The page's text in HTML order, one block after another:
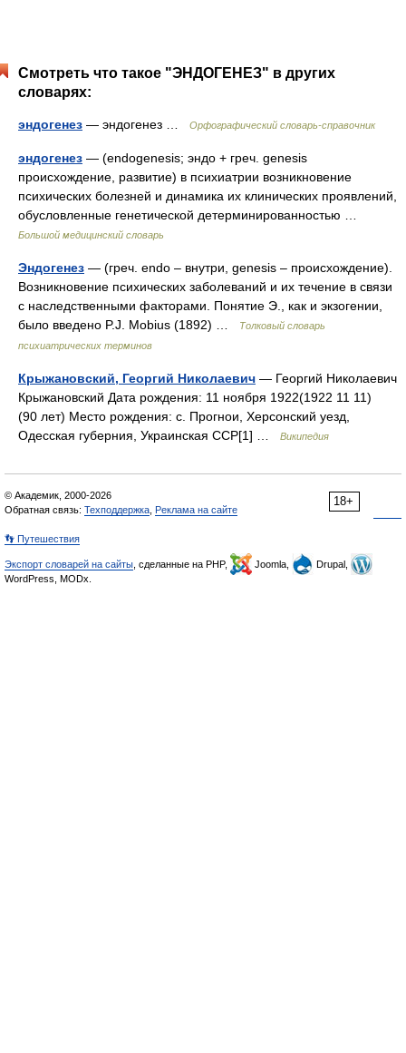
Смотреть что такое "ЭНДОГЕНЕЗ" в других
словарях:
эндогенез — эндогенез … Орфографический словарь-справочник
эндогенез — (endogenesis; эндо + греч. genesis
происхождение, развитие) в психиатрии возникновение
психических болезней и динамика их клинических проявлений,
обусловленные генетической детерминированностью …
Большой медицинский словарь
Эндогенез — (греч. endo – внутри, genesis – происхождение).
Возникновение психических заболеваний и их течение в связи
с наследственными факторами. Понятие Э., как и экзогении,
было введено P.J. Mobius (1892) …
Толковый словарь
психиатрических терминов
Крыжановский, Георгий Николаевич — Георгий Николаевич
Крыжановский Дата рождения: 11 ноября 1922(1922 11 11)
(90 лет) Место рождения: с. Прогнои, Херсонский уезд,
Одесская губерния, Украинская ССР[1] …
Википедия
18+
© Академик, 2000-2026
Обратная связь: Техподдержка Реклама на сайте
👣 Путешествия
Экспорт словарей на сайты , сделанные на PHP, Joomla,
Drupal,
WordPress, MODx.